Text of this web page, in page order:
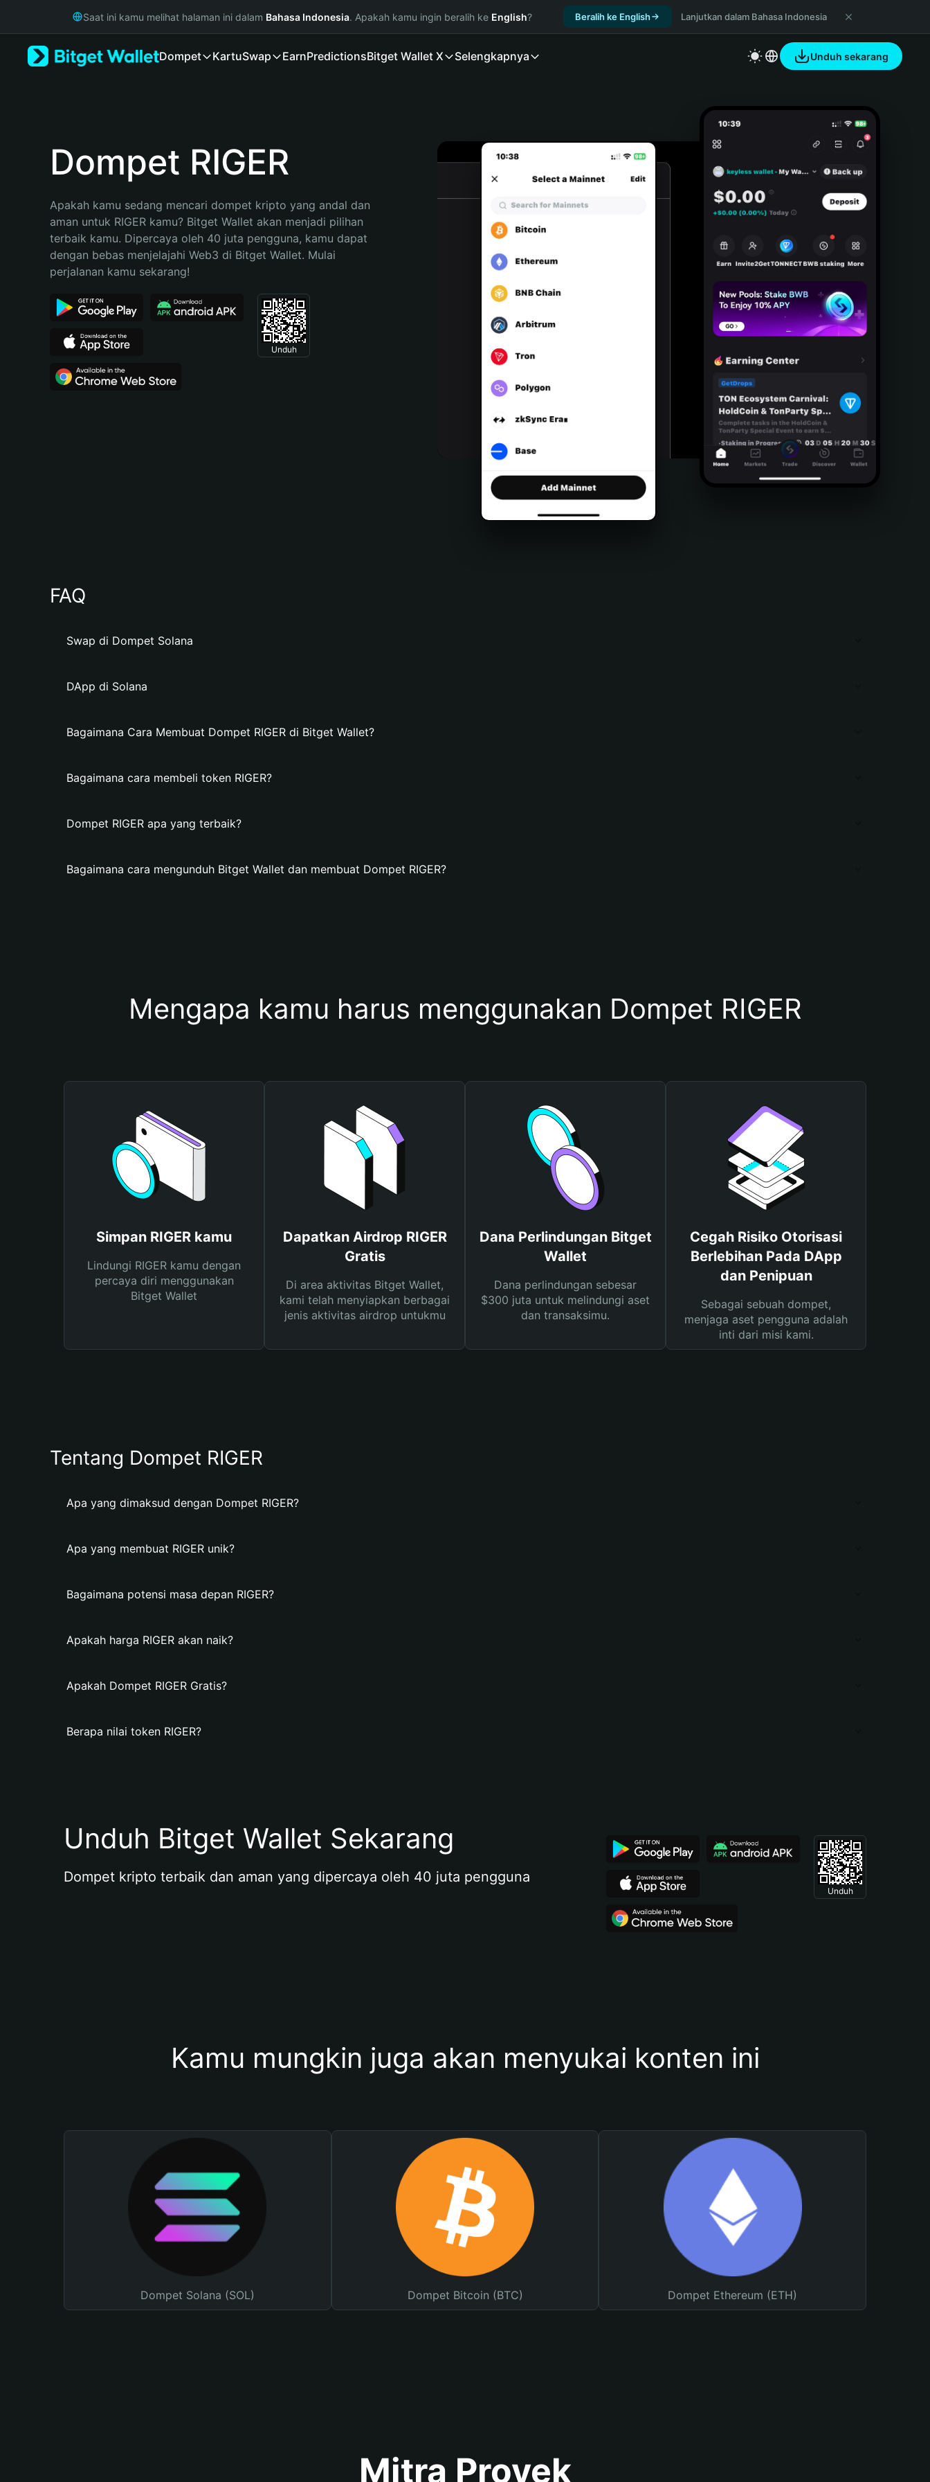
Русский
Bahasa Indonesia
Español (Argentina)
Saat ini kamu melihat halaman ini dalam Bahasa Indonesia. Apakah kamu ingin beralih ke English? Beralih ke English Lanjutkan dalam Bahasa Indonesia
Dompet KartuSwap EarnPredictionsBitget Wallet X Selengkapnya Unduh sekarang
Dompet RIGER
Apakah kamu sedang mencari dompet kripto yang andal dan
aman untuk RIGER kamu? Bitget Wallet akan menjadi pilihan
terbaik kamu. Dipercaya oleh 40 juta pengguna, kamu dapat
dengan bebas menjelajahi Web3 di Bitget Wallet. Mulai
perjalanan kamu sekarang!
Unduh
FAQ
Swap di Dompet Solana
DApp di Solana
Bagaimana Cara Membuat Dompet RIGER di Bitget Wallet?
Bagaimana cara membeli token RIGER?
Dompet RIGER apa yang terbaik?
Bagaimana cara mengunduh Bitget Wallet dan membuat Dompet RIGER?
Mengapa kamu harus menggunakan Dompet RIGER
Simpan RIGER kamu
Lindungi RIGER kamu dengan
percaya diri menggunakan
Bitget Wallet
Dapatkan Airdrop RIGER
Gratis
Di area aktivitas Bitget Wallet,
kami telah menyiapkan berbagai
jenis aktivitas airdrop untukmu
Dana Perlindungan Bitget
Wallet
Dana perlindungan sebesar
$300 juta untuk melindungi aset
dan transaksimu.
Cegah Risiko Otorisasi
Berlebihan Pada DApp
dan Penipuan
Sebagai sebuah dompet,
menjaga aset pengguna adalah
inti dari misi kami.
Tentang Dompet RIGER
Apa yang dimaksud dengan Dompet RIGER?
Apa yang membuat RIGER unik?
Bagaimana potensi masa depan RIGER?
Apakah harga RIGER akan naik?
Apakah Dompet RIGER Gratis?
Berapa nilai token RIGER?
Unduh Bitget Wallet Sekarang
Dompet kripto terbaik dan aman yang dipercaya oleh 40 juta pengguna
Unduh
Kamu mungkin juga akan menyukai konten ini
Dompet Solana (SOL) Dompet Bitcoin (BTC) Dompet Ethereum (ETH)
Mitra Proyek